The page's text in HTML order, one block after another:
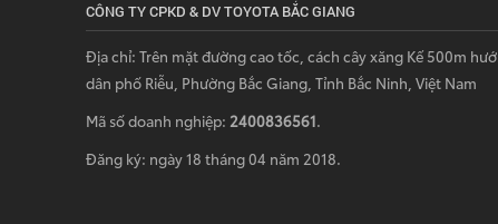
CÔNG TY CPKD & DV TOYOTA BẮC GIANG
Địa chỉ: Trên mặt đường cao tốc, cách cây xăng Kế 500m
dân phố Riễu, Phường Bắc Giang, Tỉnh Bắc Ninh, Việt Nam
Mã số doanh nghiệp: 2400836561.
Đăng ký: ngày 18 tháng 04 năm 2018.